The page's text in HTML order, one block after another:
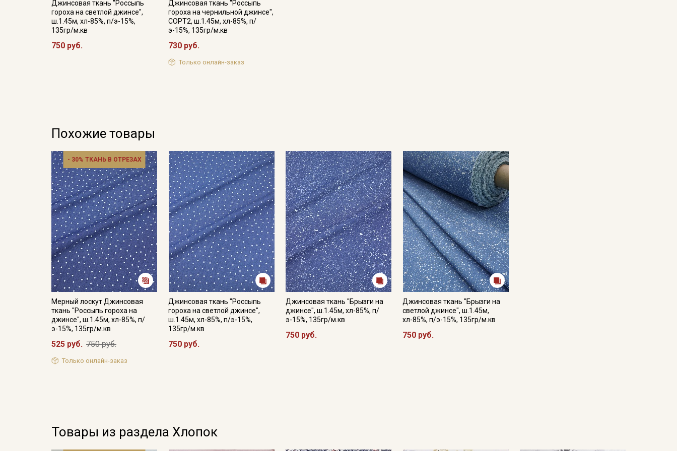
Джинсовая ткань "Россыпь
гороха на светлой джинсе",
ш.1.45м, хл-85%, п/э-15%,
135гр/м.кв
750 руб.
Джинсовая ткань "Россыпь
гороха на чернильной джинсе",
СОРТ2, ш.1.45м, хл-85%, п/
э-15%, 135гр/м.кв
730 руб.
Только онлайн-заказ
Похожие товары
- 30% ТКАНЬ В ОТРЕЗАХ
Мерный лоскут Джинсовая
ткань "Россыпь гороха на
джинсе", ш.1.45м, хл-85%, п/
э-15%, 135гр/м.кв
525 руб. 750 руб.
Только онлайн-заказ
Джинсовая ткань "Россыпь
гороха на светлой джинсе",
ш.1.45м, хл-85%, п/э-15%,
135гр/м.кв
750 руб.
Джинсовая ткань "Брызги на
джинсе", ш.1.45м, хл-85%, п/
э-15%, 135гр/м.кв
750 руб.
Джинсовая ткань "Брызги на
светлой джинсе", ш.1.45м,
хл-85%, п/э-15%, 135гр/м.кв
750 руб.
Товары из раздела Хлопок
Подписаться
Ознакомлен(а) сПолитикой обработки персональных
данных
и даюСогласие на обработку персональных
данных
Даю Согласие на получение рекламных и
информационных рассылок